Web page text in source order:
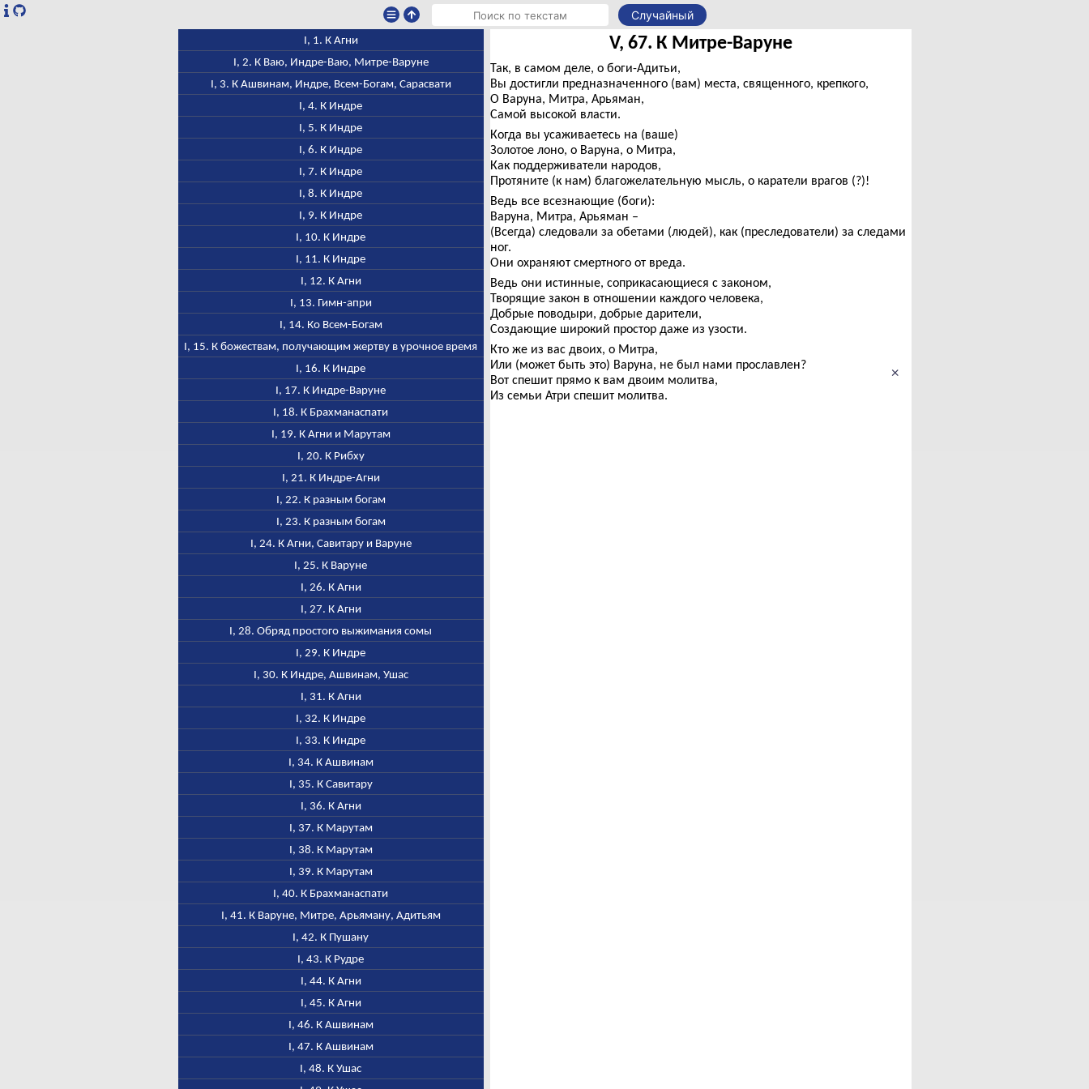
Случайный
I, 1. К Агни
I, 2. К Ваю, Индре-Ваю, Митре-Варуне
I, 3. К Ашвинам, Индре, Всем-Богам, Сарасвати
I, 4. К Индре
I, 5. К Индре
I, 6. К Индре
I, 7. К Индре
I, 8. К Индре
I, 9. К Индре
I, 10. К Индре
I, 11. К Индре
I, 12. К Агни
I, 13. Гимн-апри
I, 14. Ко Всем-Богам
I, 15. К божествам, получающим жертву в урочное время
I, 16. К Индре
I, 17. К Индре-Варуне
I, 18. К Брахманаспати
I, 19. К Агни и Марутам
I, 20. К Рибху
I, 21. К Индре-Агни
I, 22. К разным богам
I, 23. К разным богам
I, 24. К Агни, Савитару и Варуне
I, 25. К Варуне
I, 26. К Агни
I, 27. К Агни
I, 28. Обряд простого выжимания сомы
I, 29. К Индре
I, 30. К Индре, Ашвинам, Ушас
I, 31. К Агни
I, 32. К Индре
I, 33. К Индре
I, 34. К Ашвинам
I, 35. К Савитару
I, 36. К Агни
I, 37. К Марутам
I, 38. К Марутам
I, 39. К Марутам
I, 40. К Брахманаспати
I, 41. К Варуне, Митре, Арьяману, Адитьям
I, 42. К Пушану
I, 43. К Рудре
I, 44. К Агни
I, 45. К Агни
I, 46. К Ашвинам
I, 47. К Ашвинам
I, 48. К Ушас
×
V, 67. К Митре-Варуне
Так, в самом деле, о боги-Адитьи,
Вы достигли предназначенного (вам) места, священного, крепкого,
О Варуна, Митра, Арьяман,
Самой высокой власти.
Когда вы усаживаетесь на (ваше)
Золотое лоно, о Варуна, о Митра,
Как поддерживатели народов,
Протяните (к нам) благожелательную мысль, о каратели врагов (?)!
Ведь все всезнающие (боги):
Варуна, Митра, Арьяман –
(Всегда) следовали за обетами (людей), как (преследователи) за следами
ног.
Они охраняют смертного от вреда.
Ведь они истинные, соприкасающиеся с законом,
Творящие закон в отношении каждого человека,
Добрые поводыри, добрые дарители,
Создающие широкий простор даже из узости.
Кто же из вас двоих, о Митра,
Или (может быть это) Варуна, не был нами прославлен?
Вот спешит прямо к вам двоим молитва,
Из семьи Атри спешит молитва.